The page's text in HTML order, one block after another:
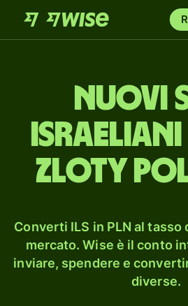
nuovi
zloty
Converti ILS in PLN al tasso
mercato. Wise è il conto
inviare, spendere e
diverse.